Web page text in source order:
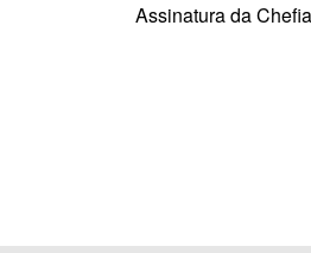
Assinatura da